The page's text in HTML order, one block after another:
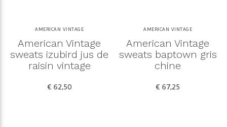
AMERICAN VINTAGE
American Vintage
sweats izubird jus de
raisin vintage
€ 62,50
AMERICAN VINTAGE
American Vintage
sweats baptown gris
chine
€ 67,25